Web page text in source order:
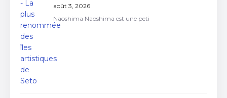
août 3, 2026
Naoshima Naoshima est une peti